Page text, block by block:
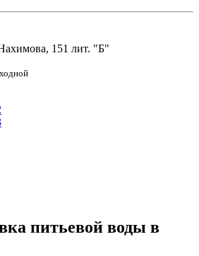
151 лит. "Б"
питьевой воды в